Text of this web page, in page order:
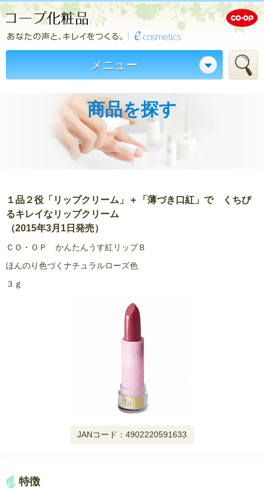
メニュー
商品を探す
１品２役「リップクリーム」＋「薄づき口紅」で くちび
るキレイなリップクリーム
（2015年3月1日発売）
ＣＯ・ＯＰ かんたんうす紅リップＢ
ほんのり色づくナチュラルローズ色
３ｇ
JANコード：4902220591633
特徴